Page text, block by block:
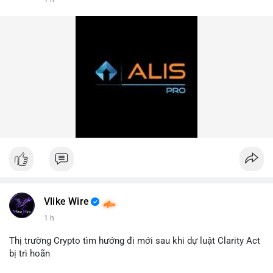
Vlike Wire
1 h
Thị trường Crypto tìm hướng đi mới sau khi dự luật Clarity Act
bị trì hoãn